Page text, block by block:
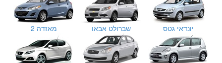
יונדאי גטס שברולט אבאו מאזדה 2